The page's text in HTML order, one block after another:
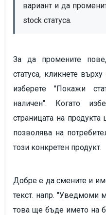
вариант и да
stock статуса.
За да промените
статуса, кликнете
изберете "Покажи
наличен". Когато
страницата на
позволява на
този конкретен продукт.
Добре е да смените и
текст. напр. "Уведмоми
това ще бъде името на